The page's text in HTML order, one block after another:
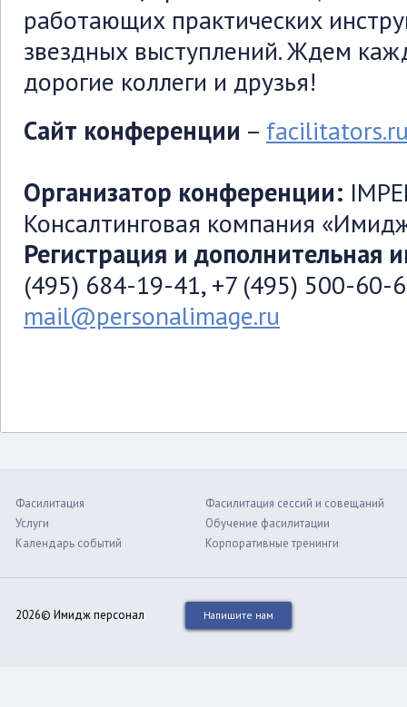
работающих практических
звездных выступлений. Ждем
дорогие коллеги и друзья!
Сайт конференции –
Организатор конференции:
Консалтинговая компания
Регистрация и дополнительная
(495) 684-19-41, +7 (495) 500-60-
mail@personalimage.ru
Фасилитация
Услуги
Календарь событий
Фасилитация сессий и совещаний
Обучение фасилитации
Корпоративные тренинги
2026© Имидж персонал Напишите нам